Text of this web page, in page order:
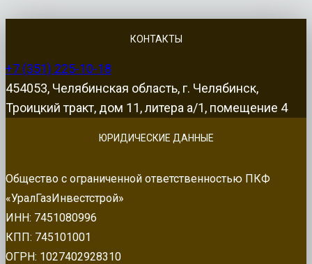
КОНТАКТЫ
+7 (351) 225-10-18
454053, Челябинская область, г. Челябинск,
Троицкий тракт, дом 11, литера а/1, помещение 4
ЮРИДИЧЕСКИЕ ДАННЫЕ
Общество с ограниченной ответственностью ПКФ
«УралГазИнвестстрой»
ИНН: 7451080996
КПП: 745101001
ОГРН: 1027402928310